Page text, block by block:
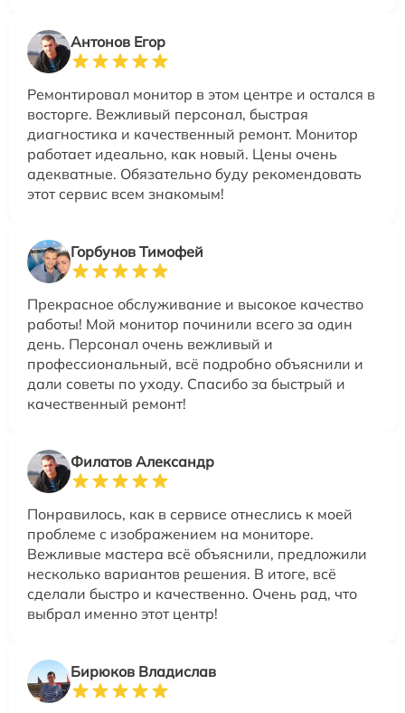
Антонов Егор
Ремонтировал монитор в этом центре и остался в
восторге. Вежливый персонал, быстрая
диагностика и качественный ремонт. Монитор
работает идеально, как новый. Цены очень
адекватные. Обязательно буду рекомендовать
этот сервис всем знакомым!
Горбунов Тимофей
Прекрасное обслуживание и высокое качество
работы! Мой монитор починили всего за один
день. Персонал очень вежливый и
профессиональный, всё подробно объяснили и
дали советы по уходу. Спасибо за быстрый и
качественный ремонт!
Филатов Александр
Понравилось, как в сервисе отнеслись к моей
проблеме с изображением на мониторе.
Вежливые мастера всё объяснили, предложили
несколько вариантов решения. В итоге, всё
сделали быстро и качественно. Очень рад, что
выбрал именно этот центр!
Бирюков Владислав